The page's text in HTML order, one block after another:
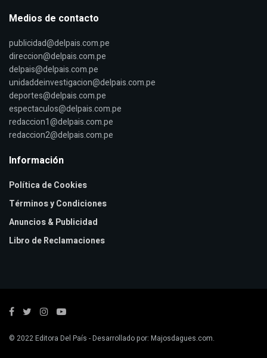
Medios de contacto
publicidad@delpais.com.pe
direccion@delpais.com.pe
delpais@delpais.com.pe
unidaddeinvestigacion@delpais.com.pe
deportes@delpais.com.pe
espectaculos@delpais.com.pe
redaccion1@delpais.com.pe
redaccion2@delpais.com.pe
Información
Política de Cookies
Términos y Condiciones
Anuncios & Publicidad
Libro de Reclamaciones
© 2022Editora Del País - Desarrollado por: Majosdagues.com.